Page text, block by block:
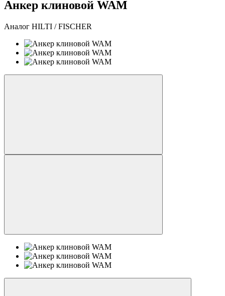
Анкер клиновой WAM
Аналог HILTI / FISCHER